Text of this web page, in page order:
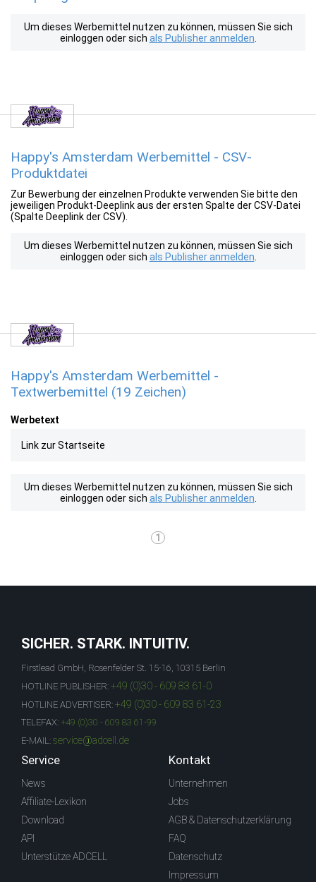
Um dieses Werbemittel nutzen zu können, müssen Sie sich
einloggen oder sich als Publisher anmelden
Happy's Amsterdam Werbemittel - CSV-
Produktdatei
Zur Bewerbung der einzelnen Produkte verwenden Sie bitte den
jeweiligen Produkt-Deeplink aus der ersten Spalte der CSV-Datei
(Spalte Deeplink der CSV).
Um dieses Werbemittel nutzen zu können, müssen Sie sich
einloggen oder sich als Publisher anmelden
Happy's Amsterdam Werbemittel -
Textwerbemittel (19 Zeichen)
Werbetext
Link zur Startseite
Um dieses Werbemittel nutzen zu können, müssen Sie sich
einloggen oder sich als Publisher anmelden
1
SICHER. STARK. INTUITIV.
Firstlead GmbH, Rosenfelder St. 15-16, 10315 Berlin
HOTLINE PUBLISHER: +49 (0)30 - 609 83 61-0
HOTLINE ADVERTISER: +49 (0)30 - 609 83 61-23
TELEFAX: +49 (0)30 - 609 83 61-99
E-MAIL: service@adcell.de
Service
News
Affiliate-Lexikon
Download
API
Unterstütze ADCELL
Kontakt
Unternehmen
Jobs
AGB & Datenschutzerklärung
FAQ
Datenschutz
Impressum